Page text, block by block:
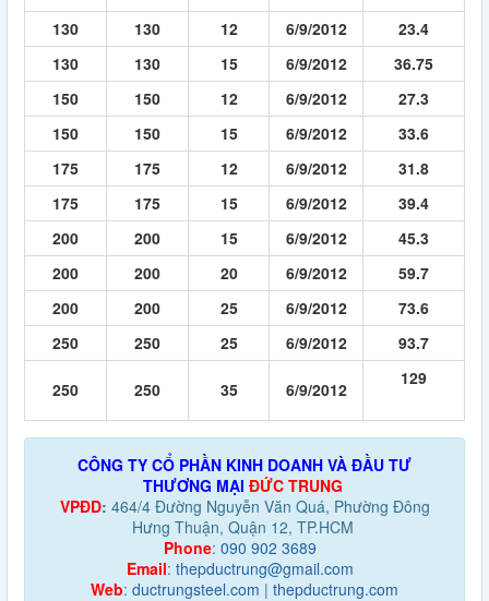
130
130 12 6/9/2012
23.4
130
130 15 6/9/2012
36.75
150
150 12 6/9/2012
27.3
150
150 15 6/9/2012
33.6
175
175 12 6/9/2012
31.8
175
175 15 6/9/2012
39.4
200
200 15 6/9/2012
45.3
200
200 20 6/9/2012
59.7
200
200 25 6/9/2012
73.6
250
250 25 6/9/2012 93.7
250 250 35 6/9/2012
129
CÔNG TY CỔ PHẦN KINH DOANH VÀ ĐẦU TƯ
THƯƠNG MẠI ĐỨC TRUNG
VPĐD: 464/4 Đường Nguyễn Văn Quá, Phường Đông
Hưng Thuận, Quận 12, TP.HCM
Phone: 090 902 3689
Email: thepductrung@gmail.com
Web: ductrungsteel.com | thepductrung.com